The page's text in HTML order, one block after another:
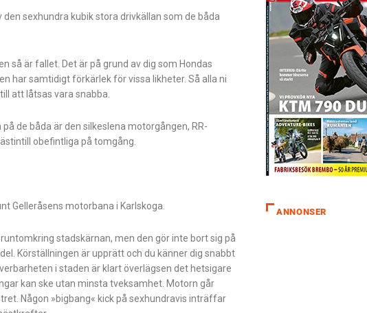
sexhundra kubik stora drivkällan som de båda
så är fallet. Det är på grund av dig som Hondas
har samtidigt förkärlek för vissa likheter. Så alla ni
att låtsas vara snabba.
de båda är den silkeslena motorgången, RR-
obefintliga på tomgång.
Gelleråsens motorbana i Karlskoga.
stadskärnan, men den gör inte bort sig på
Körställningen är upprätt och du känner dig snabbt
i staden är klart överlägsen det hetsigare
kan ske utan minsta tveksamhet. Motorn går
Någon »bigbang« kick på sexhundravis inträffar
ANNONSER